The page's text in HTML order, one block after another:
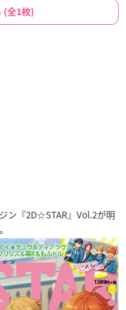
(全1枚)
ン『2D☆STAR』Vol.2が明